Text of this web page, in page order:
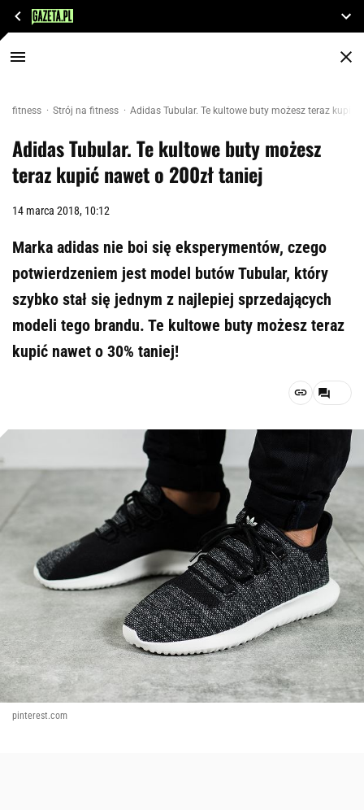
fitness Strój na fitness Adidas Tubular. Te kultowe buty możesz teraz kupić
Adidas Tubular. Te kultowe buty możesz
teraz kupić nawet o 200zł taniej
14 marca 2018, 10:12
Marka adidas nie boi się eksperymentów, czego
potwierdzeniem jest model butów Tubular, który
szybko stał się jednym z najlepiej sprzedających
modeli tego brandu. Te kultowe buty możesz teraz
kupić nawet o 30% taniej!
pinterest.com